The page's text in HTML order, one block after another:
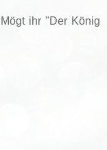
ihr "Der König